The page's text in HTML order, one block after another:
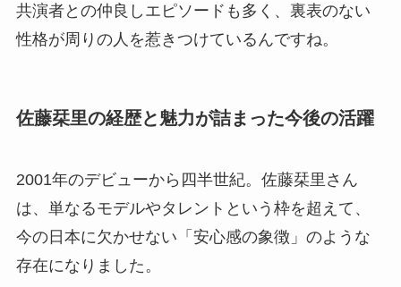
共演者との仲良しエピソードも多く、裏表のない
性格が周りの人を惹きつけているんですね。
佐藤栞里の経歴と魅力が詰まった今後の活躍
2001年のデビューから四半世紀。佐藤栞里さん
は、単なるモデルやタレントという枠を超えて、
今の日本に欠かせない「安心感の象徴」のような
存在になりました。